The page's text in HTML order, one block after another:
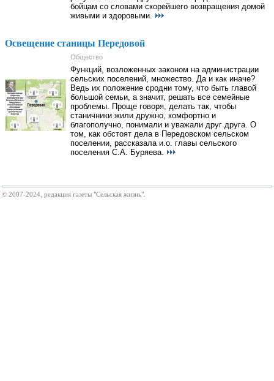
бойцам со словами скорейшего возвращения домой
живыми и здоровыми.
Освещение станицы Передовой
Общество
Функций, возложенных законом на администрации
сельских поселений, множество. Да и как иначе?
Ведь их положение сродни тому, что быть главой
большой семьи, а значит, решать все семейные
проблемы. Проще говоря, делать так, чтобы
станичники жили дружно, комфортно и
благополучно, понимали и уважали друг друга. О
том, как обстоят дела в Передовском сельском
поселении, рассказала и.о. главы сельского
поселения С.А. Буряева.
© 2007-2024, редакция газеты "Сельская жизнь".